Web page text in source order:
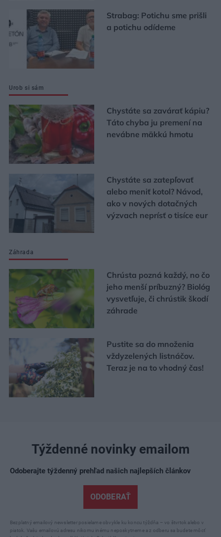
Strabag: Potichu sme prišli
a potichu odídeme
Urob si sám
Chystáte sa zavárať kápiu?
Táto chyba ju premení na
nevábne mäkkú hmotu
Chystáte sa zatepľovať
alebo meniť kotol? Návod,
ako v nových dotačných
výzvach neprísť o tisíce eur
Záhrada
Chrústa pozná každý, no čo
jeho menší príbuzný? Biológ
vysvetľuje, či chrústik škodí
záhrade
Pustite sa do množenia
vždyzelených listnáčov.
Teraz je na to vhodný čas!
Týždenné novinky emailom
Odoberajte týždenný prehľad našich najlepších článkov
ODOBERAŤ
Bezplatný emailový newsletter posielame obvykle ku koncu týždňa – vo štvrtok alebo v
piatok. Vašu emailovú adresu nikomu inému neposkytneme a z odberu sa budete môcť